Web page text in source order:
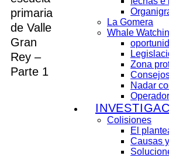
La Gomera
Whale
Zona
Nadar
Colisiones
El
Causas
primaria
de Valle
Gran
Rey –
Parte 1